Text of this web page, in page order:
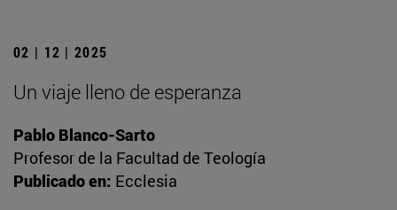
02 | 12 | 2025
Un viaje lleno de esperanza
Pablo Blanco-Sarto
Profesor de la Facultad de Teología
Publicado en: Ecclesia